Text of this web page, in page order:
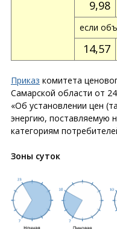
9,98
если
14,57
Приказ комитета
Самарской области от
«Об установлении цен
энергию, поставляемую
категориям
Зоны суток